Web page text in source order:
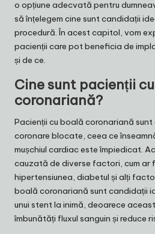
o opțiune adecvată pentru
să înțelegem cine sunt candidații
procedură. În acest capitol, vom
pacienții care pot beneficia de
și de ce.
Cine sunt pacienții
coronariană?
Pacienții cu boală coronariană sunt
coronare blocate, ceea ce
mușchiul cardiac este împiedicat.
cauzată de diverse factori, cum ar
hipertensiunea, diabetul și alți
boală coronariană sunt candidații
unui stent la inimă, deoarece
îmbunătăți fluxul sanguin și reduce